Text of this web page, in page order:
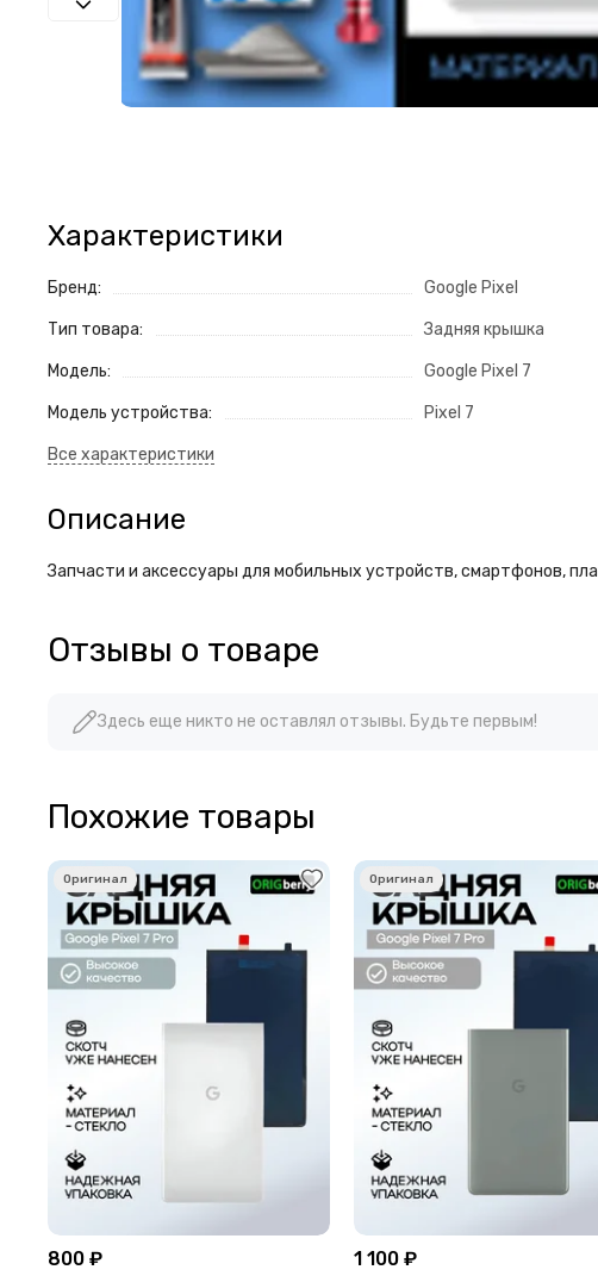
Характеристики
Бренд: Google Pixel
Тип товара: Задняя крышка
Модель: Google Pixel 7
Модель устройства: Pixel 7
Описание
Запчасти и аксессуары для мобильных устройств, смартфонов,
Отзывы о товаре
Здесь еще никто не оставлял отзывы. Будьте первым!
Похожие товары
800 ₽ 1 100 ₽